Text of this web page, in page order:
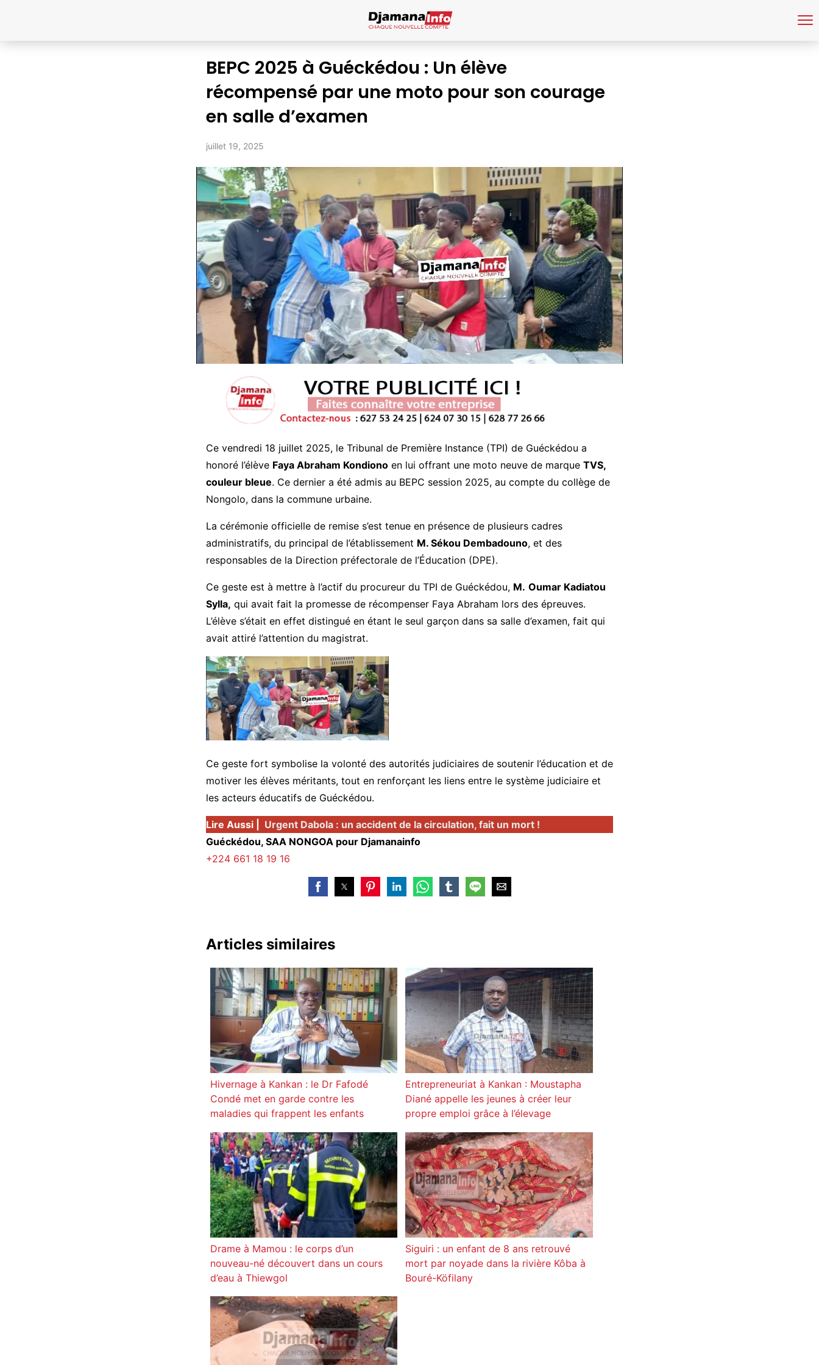
BEPC 2025 à Guéckédou : Un élève
récompensé par une moto pour son courage
en salle d’examen
juillet 19, 2025
Ce vendredi 18 juillet 2025, le Tribunal de Première Instance (TPI) de Guéckédou a
honoré l’élève Faya Abraham Kondiono en lui offrant une moto neuve de marque TVS,
couleur bleue. Ce dernier a été admis au BEPC session 2025, au compte du collège de
Nongolo, dans la commune urbaine.
La cérémonie officielle de remise s’est tenue en présence de plusieurs cadres
administratifs, du principal de l’établissement M. Sékou Dembadouno, et des
responsables de la Direction préfectorale de l’Éducation (DPE).
Ce geste est à mettre à l’actif du procureur du TPI de Guéckédou, M. Oumar Kadiatou
Sylla, qui avait fait la promesse de récompenser Faya Abraham lors des épreuves.
L’élève s’était en effet distingué en étant le seul garçon dans sa salle d’examen, fait qui
avait attiré l’attention du magistrat.
Ce geste fort symbolise la volonté des autorités judiciaires de soutenir l’éducation et de
motiver les élèves méritants, tout en renforçant les liens entre le système judiciaire et
les acteurs éducatifs de Guéckédou.
Lire Aussi |
Urgent Dabola : un accident de la circulation, fait un mort !
Guéckédou, SAA NONGOA pour Djamanainfo
+224 661 18 19 16
Articles similaires
Hivernage à Kankan : le Dr Fafodé
Condé met en garde contre les
maladies qui frappent les enfants
Entrepreneuriat à Kankan : Moustapha
Diané appelle les jeunes à créer leur
propre emploi grâce à l’élevage
Drame à Mamou : le corps d’un
nouveau-né découvert dans un cours
d’eau à Thiewgol
Siguiri : un enfant de 8 ans retrouvé
mort par noyade dans la rivière Kôba à
Bouré-Köfilany